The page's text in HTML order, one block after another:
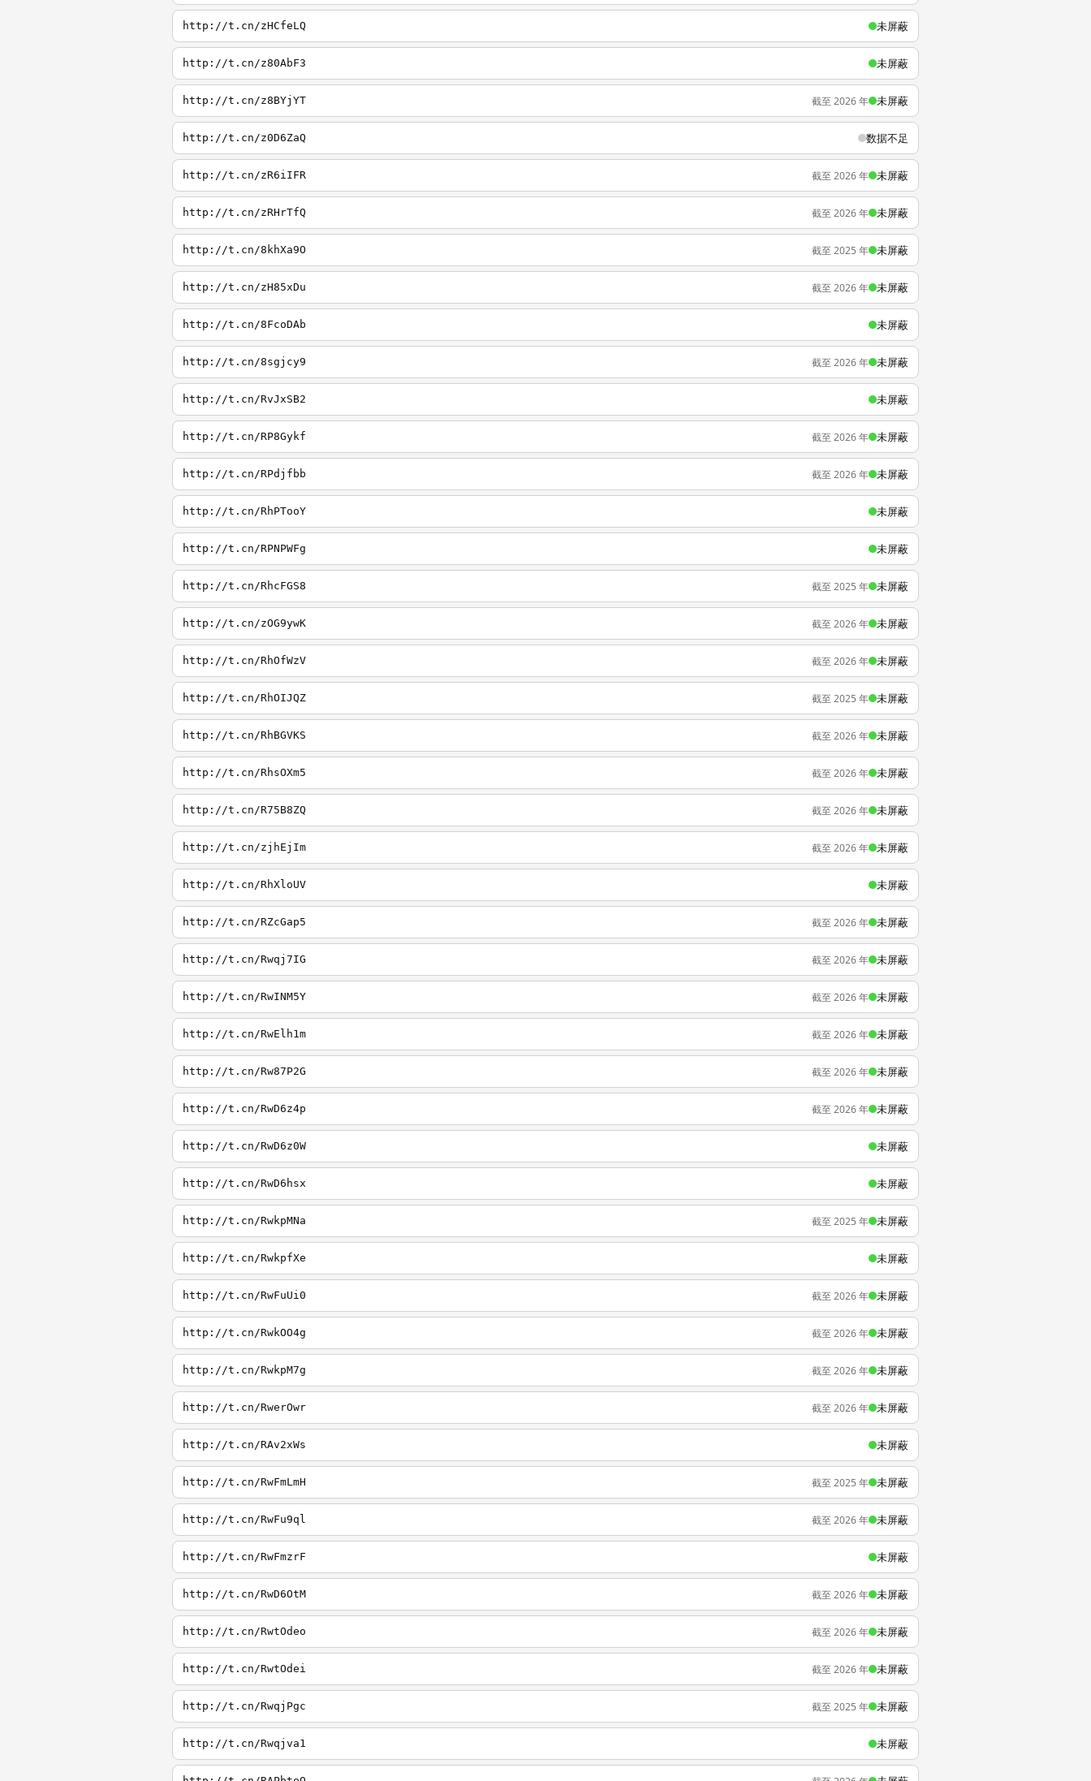
http://t.cn/zHCfeLQ 未屏蔽
http://t.cn/z80AbF3 未屏蔽
http://t.cn/z8BYjYT 截至 2026 年 未屏蔽
http://t.cn/z0D6ZaQ 数据不足
http://t.cn/zR6iIFR 截至 2026 年 未屏蔽
http://t.cn/zRHrTfQ 截至 2026 年 未屏蔽
http://t.cn/8khXa9O 截至 2025 年 未屏蔽
http://t.cn/zH85xDu 截至 2026 年 未屏蔽
http://t.cn/8FcoDAb 未屏蔽
http://t.cn/8sgjcy9 截至 2026 年 未屏蔽
http://t.cn/RvJxSB2 未屏蔽
http://t.cn/RP8Gykf 截至 2026 年 未屏蔽
http://t.cn/RPdjfbb 截至 2026 年 未屏蔽
http://t.cn/RhPTooY 未屏蔽
http://t.cn/RPNPWFg 未屏蔽
http://t.cn/RhcFGS8 截至 2025 年 未屏蔽
http://t.cn/zOG9ywK 截至 2026 年 未屏蔽
http://t.cn/RhOfWzV 截至 2026 年 未屏蔽
http://t.cn/RhOIJQZ 截至 2025 年 未屏蔽
http://t.cn/RhBGVKS 截至 2026 年 未屏蔽
http://t.cn/RhsOXm5 截至 2026 年 未屏蔽
http://t.cn/R75B8ZQ 截至 2026 年 未屏蔽
http://t.cn/zjhEjIm 截至 2026 年 未屏蔽
http://t.cn/RhXloUV 未屏蔽
http://t.cn/RZcGap5 截至 2026 年 未屏蔽
http://t.cn/Rwqj7IG 截至 2026 年 未屏蔽
http://t.cn/RwINM5Y 截至 2026 年 未屏蔽
http://t.cn/RwElh1m 截至 2026 年 未屏蔽
http://t.cn/Rw87P2G 截至 2026 年 未屏蔽
http://t.cn/RwD6z4p 截至 2026 年 未屏蔽
http://t.cn/RwD6z0W 未屏蔽
http://t.cn/RwD6hsx 未屏蔽
http://t.cn/RwkpMNa 截至 2025 年 未屏蔽
http://t.cn/RwkpfXe 未屏蔽
http://t.cn/RwFuUi0 截至 2026 年 未屏蔽
http://t.cn/RwkOO4g 截至 2026 年 未屏蔽
http://t.cn/RwkpM7g 截至 2026 年 未屏蔽
http://t.cn/RwerOwr 截至 2026 年 未屏蔽
http://t.cn/RAv2xWs 未屏蔽
http://t.cn/RwFmLmH 截至 2025 年 未屏蔽
http://t.cn/RwFu9ql 截至 2026 年 未屏蔽
http://t.cn/RwFmzrF 未屏蔽
http://t.cn/RwD6OtM 截至 2026 年 未屏蔽
http://t.cn/RwtOdeo 截至 2026 年 未屏蔽
http://t.cn/RwtOdei 截至 2026 年 未屏蔽
http://t.cn/RwqjPgc 截至 2025 年 未屏蔽
http://t.cn/Rwqjva1 未屏蔽